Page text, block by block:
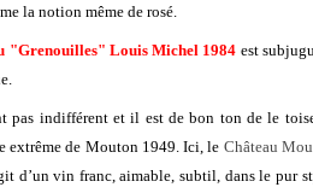
la notion même de rosé.
"Grenouilles" Louis Michel 1984 est
pas indifférent et il est de bon ton de le
extrême de Mouton 1949. Ici, le Château
d’un vin franc, aimable, subtil, dans le